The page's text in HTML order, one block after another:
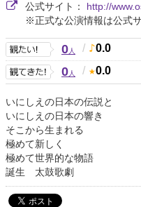
公式サイト： http://
※正式な公演情報は公式
0人 / 0.0
0人 / 0.0
いにしえの日本の伝説と
いにしえの日本の響き
そこから生まれる
極めて新しく
極めて世界的な物語
誕生 太鼓歌劇